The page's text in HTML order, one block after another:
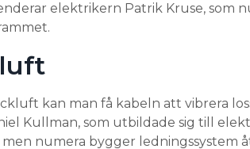
elektrikern Patrik Kruse, som
kan man få kabeln att vibrera
Kullman, som utbildade sig till
men numera bygger ledningssystem